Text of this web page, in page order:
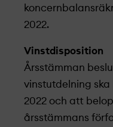
2022.
Vinstdisposition
Årsstämman
vinstutdelning
2022 och att
årsstämmans